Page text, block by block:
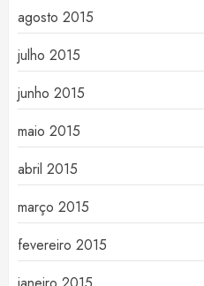
agosto 2015
julho 2015
junho 2015
maio 2015
abril 2015
março 2015
fevereiro 2015